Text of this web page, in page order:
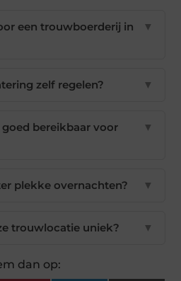
een trouwboerderij in
▼
zelf regelen? ▼
bereikbaar voor
▼
plekke overnachten? ▼
trouwlocatie uniek? ▼
dan op: